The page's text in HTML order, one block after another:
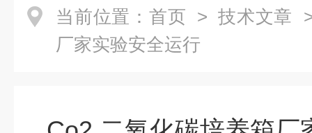
当前位置： 首页 > 技术文章
厂家实验安全运行